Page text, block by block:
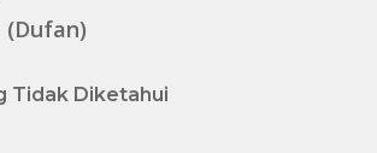
(Dufan)
Tidak Diketahui